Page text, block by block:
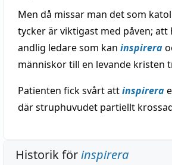
Men då missar man det som
tycker är viktigast med påven; att
andlig ledare som kan inspirera
människor till en levande kristen
Patienten fick svårt attinspirera
där struphuvudet partiellt
Historik förinspirera